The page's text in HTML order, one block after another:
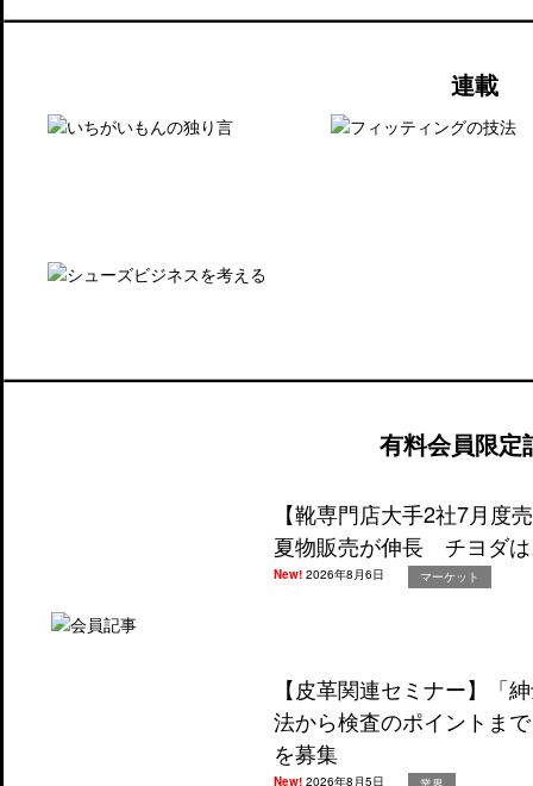
連載
有料会員限定
【靴専門店大手2社7月度
夏物販売が伸長 チヨダ
New!2026年8月6日 マーケット
【皮革関連セミナー】「
法から検査のポイントま
を募集
New!2026年8月5日